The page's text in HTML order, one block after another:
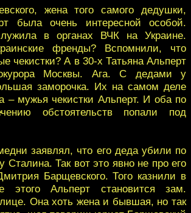
жена того самого дедушки,
была очень интересной особой.
в органах ВЧК на Украине.
френды? Вспомнили, что
чекистки? А в 30-х Татьяна Альперт
Москвы. Ага. С дедами у
заморочка. Их на самом деле
– мужья чекистки Альперт. И оба по
обстоятельств попали под
заявлял, что его деда убили по
Сталина. Так вот это явно не про его
Барщевского. Того казнили в
этого Альперт становится зам.
Она хоть жена и бывшая, но так